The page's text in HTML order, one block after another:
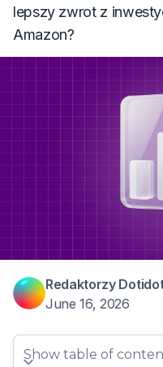
lepszy zwrot z
Amazon?
Redaktorzy
June 16, 2026
Show table of